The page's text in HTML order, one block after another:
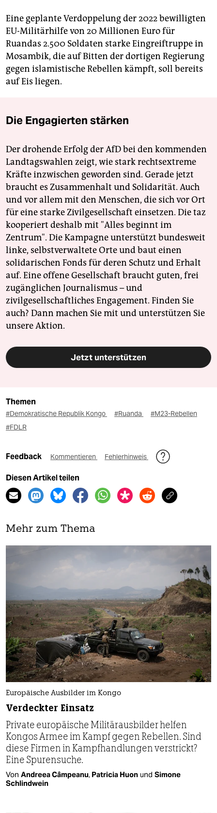
Eine geplante Verdoppelung der 2022 bewilligten
EU-Militärhilfe von 20 Millionen Euro für
Ruandas 2.500 Soldaten starke Eingreiftruppe in
Mosambik, die auf Bitten der dortigen Regierung
gegen islamistische Rebellen kämpft, soll bereits
auf Eis liegen.
Die Engagierten stärken
Der drohende Erfolg der AfD bei den kommenden
Landtagswahlen zeigt, wie stark rechtsextreme
Kräfte inzwischen geworden sind. Gerade jetzt
braucht es Zusammenhalt und Solidarität. Auch
und vor allem mit den Menschen, die sich vor Ort
für eine starke Zivilgesellschaft einsetzen. Die taz
kooperiert deshalb mit "Alles beginnt im
Zentrum". Die Kampagne unterstützt bundesweit
linke, selbstverwaltete Orte und baut einen
solidarischen Fonds für deren Schutz und Erhalt
auf. Eine offene Gesellschaft braucht guten, frei
zugänglichen Journalismus – und
zivilgesellschaftliches Engagement. Finden Sie
auch? Dann machen Sie mit und unterstützen Sie
unsere Aktion.
Jetzt unterstützen
Themen
#Demokratische Republik Kongo #Ruanda
#M23-Rebellen
#FDLR
Feedback Kommentieren Fehlerhinweis
Diesen Artikel teilen
Mehr zum Thema
Europäische Ausbilder im Kongo
Verdeckter Einsatz
Private europäische Militärausbilder helfen
Kongos Armee im Kampf gegen Rebellen. Sind
diese Firmen in Kampfhandlungen verstrickt?
Eine Spurensuche.
Von Andreea Câmpeanu, Patricia Huon und Simone
Schlindwein